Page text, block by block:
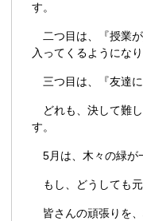
す。
二つ目は、『授業が
入ってくるようになり
三つ目は、『友達に
どれも、決して難
す。
5月は、木々の緑が
もし、どうしても元
皆さんの頑張りを、